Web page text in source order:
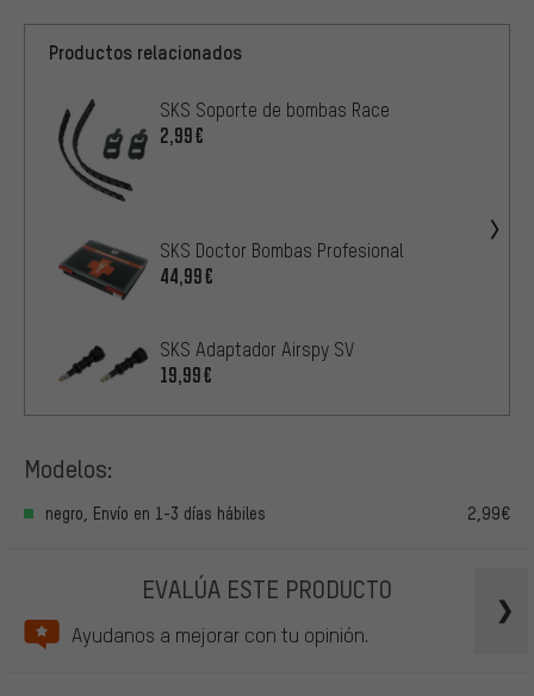
Productos relacionados
SKS Soporte de bombas Race
2,99€
SKS Doctor Bombas Profesional
44,99€
SKS Adaptador Airspy SV
19,99€
Modelos:
negro, Envío en 1-3 días hábiles 2,99€
EVALÚA ESTE PRODUCTO
Ayudanos a mejorar con tu opinión.